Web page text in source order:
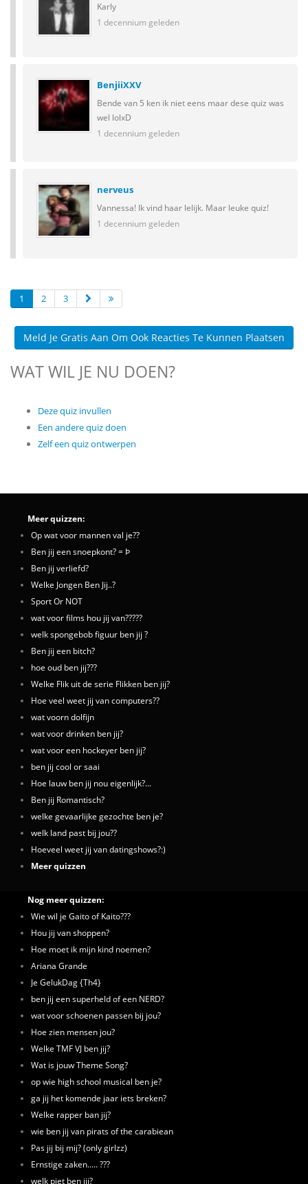
Karly
1 decennium geleden
BenjiiXXV
Bende van 5 ken ik niet eens maar dese quiz was
wel lolxD
1 decennium geleden
nerveus
Vannessa! Ik vind haar lelijk. Maar leuke quiz!
1 decennium geleden
1 2 3
Meld Je Gratis Aan Om Ook Reacties Te Kunnen Plaatsen
WAT WIL JE NU DOEN?
Deze quiz invullen
Een andere quiz doen
Zelf een quiz ontwerpen
Meer quizzen:
Op wat voor mannen val je??
Ben jij een snoepkont? = Þ
Ben jij verliefd?
Welke Jongen Ben Jij..?
Sport Or NOT
wat voor films hou jij van?????
welk spongebob figuur ben jij ?
Ben jij een bitch?
hoe oud ben jij???
Welke Flik uit de serie Flikken ben jij?
Hoe veel weet jij van computers??
wat voorn dolfijn
wat voor drinken ben jij?
wat voor een hockeyer ben jij?
ben jij cool or saai
Hoe lauw ben jij nou eigenlijk?...
Ben jij Romantisch?
welke gevaarlijke gezochte ben je?
welk land past bij jou??
Hoeveel weet jij van datingshows?:)
Meer quizzen
Nog meer quizzen:
Wie wil je Gaito of Kaito???
Hou jij van shoppen?
Hoe moet ik mijn kind noemen?
Ariana Grande
Je GelukDag {Th4}
ben jij een superheld of een NERD?
wat voor schoenen passen bij jou?
Hoe zien mensen jou?
Welke TMF VJ ben jij?
Wat is jouw Theme Song?
op wie high school musical ben je?
ga jij het komende jaar iets breken?
Welke rapper ban jij?
wie ben jij van pirats of the carabiean
Pas jij bij mij? (only girlzz)
Ernstige zaken..... ???
welk piet ben jij?